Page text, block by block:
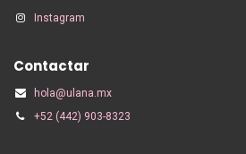
Instagram
Contactar
hola@ulana.mx
+52 (442) 903-8323